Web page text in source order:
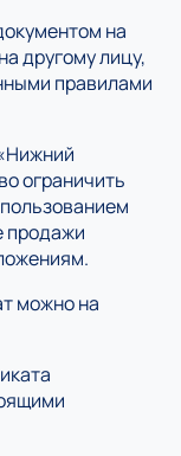
на
другому лицу,
правилами
ограничить
продажи
можно на